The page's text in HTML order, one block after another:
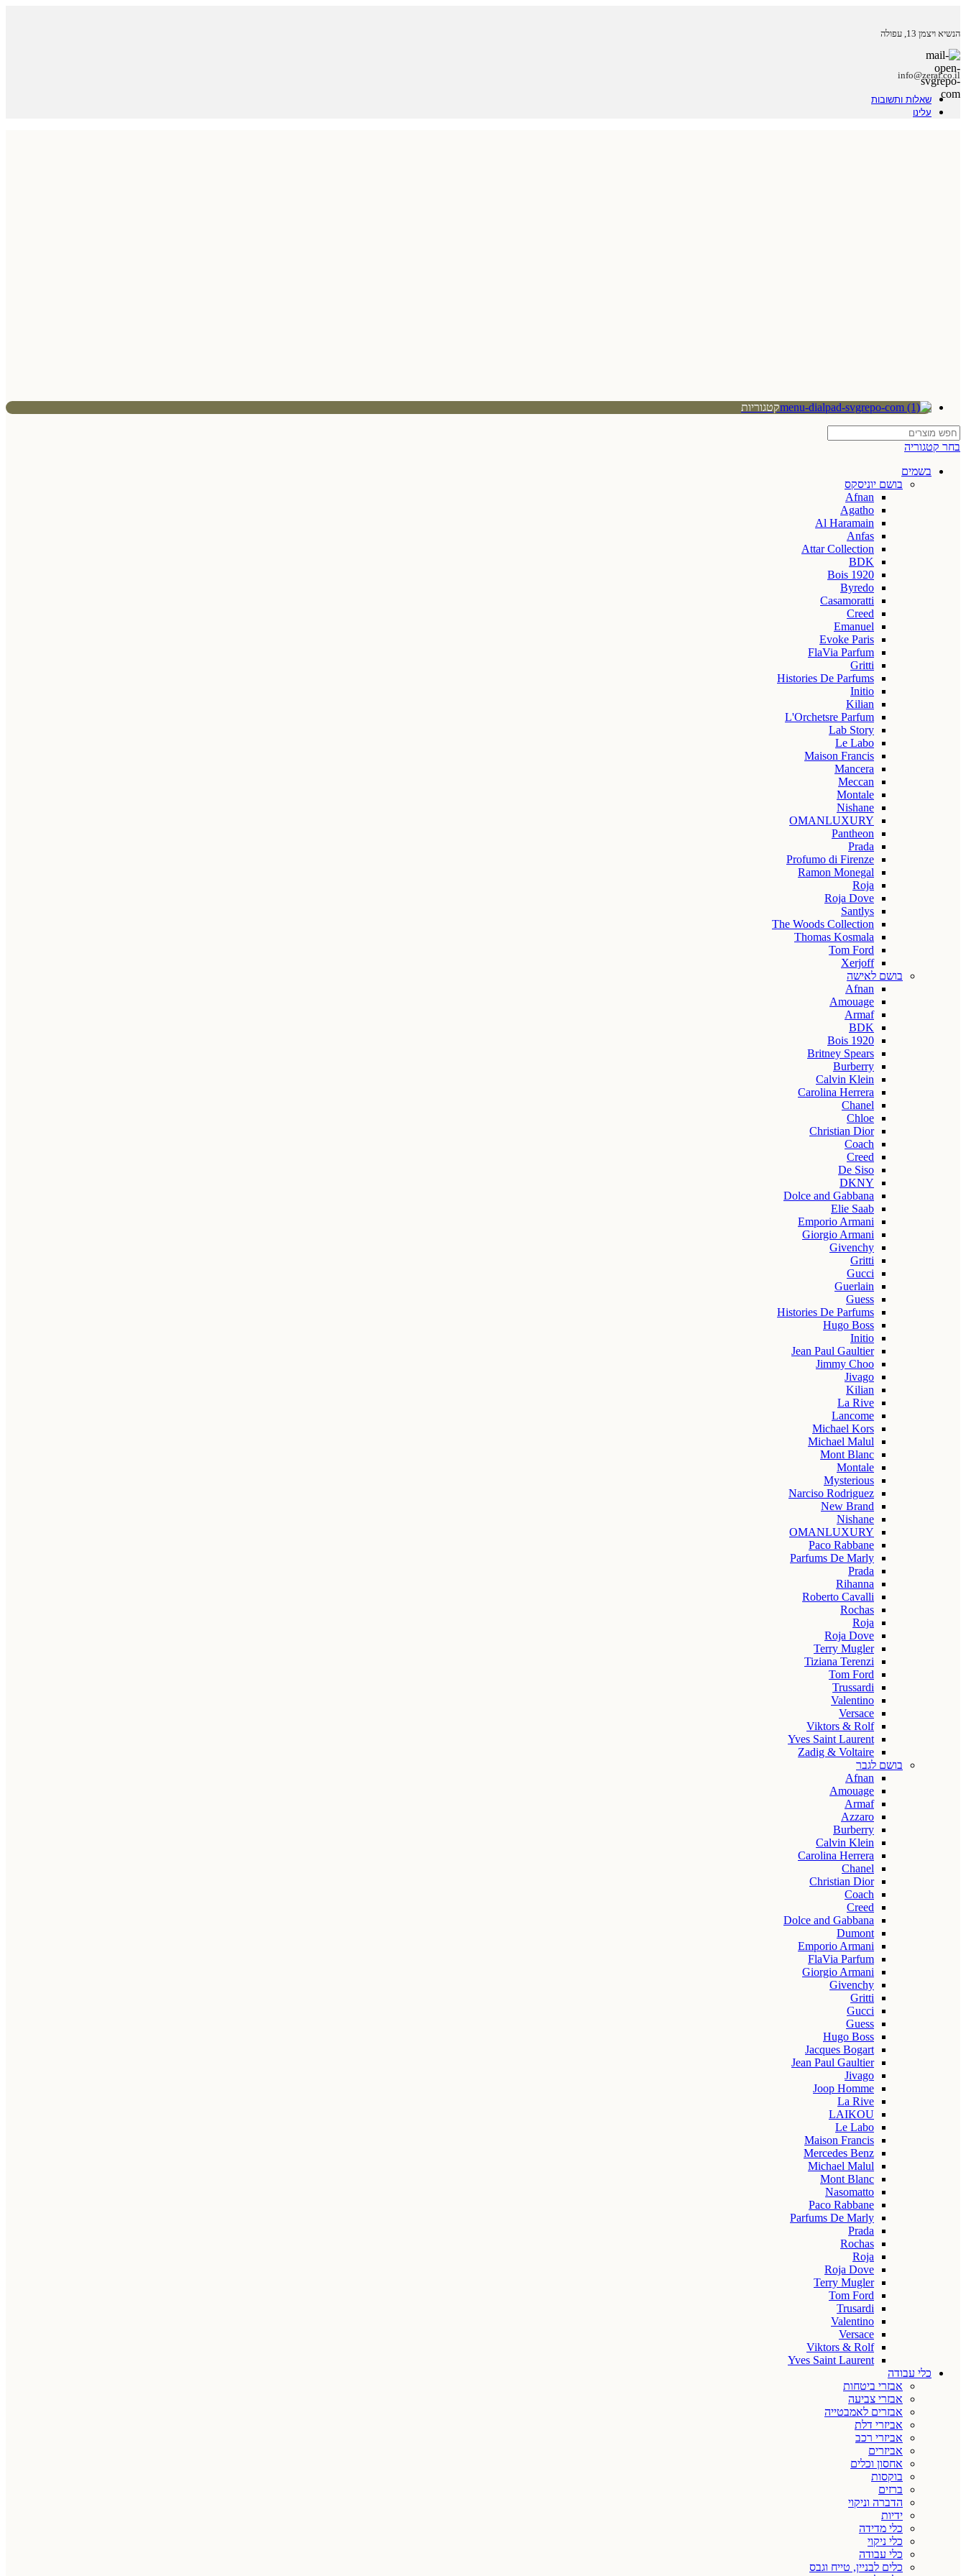
הנשיא ויצמן 13, עפולה
info@zeraf.co.il
שאלות ותשובות
עלינו
קטגוריות
בחר קטגוריה
בשמים
בושם יוניסקס
Afnan
Agatho
Al Haramain
Anfas
Attar Collection
BDK
Bois 1920
Byredo
Casamoratti
Creed
Emanuel
Evoke Paris
FlaVia Parfum
Gritti
Histories De Parfums
Initio
Kilian
L'Orchetsre Parfum
Lab Story
Le Labo
Maison Francis
Mancera
Meccan
Montale
Nishane
OMANLUXURY
Pantheon
Prada
Profumo di Firenze
Ramon Monegal
Roja
Roja Dove
Santlys
The Woods Collection
Thomas Kosmala
Tom Ford
Xerjoff
בושם לאישה
Afnan
Amouage
Armaf
BDK
Bois 1920
Britney Spears
Burberry
Calvin Klein
Carolina Herrera
Chanel
Chloe
Christian Dior
Coach
Creed
De Siso
DKNY
Dolce and Gabbana
Elie Saab
Emporio Armani
Giorgio Armani
Givenchy
Gritti
Gucci
Guerlain
Guess
Histories De Parfums
Hugo Boss
Initio
Jean Paul Gaultier
Jimmy Choo
Jivago
Kilian
La Rive
Lancome
Michael Kors
Michael Malul
Mont Blanc
Montale
Mysterious
Narciso Rodriguez
New Brand
Nishane
OMANLUXURY
Paco Rabbane
Parfums De Marly
Prada
Rihanna
Roberto Cavalli
Rochas
Roja
Roja Dove
Terry Mugler
Tiziana Terenzi
Tom Ford
Trussardi
Valentino
Versace
Viktors & Rolf
Yves Saint Laurent
Zadig & Voltaire
בושם לגבר
Afnan
Amouage
Armaf
Azzaro
Burberry
Calvin Klein
Carolina Herrera
Chanel
Christian Dior
Coach
Creed
Dolce and Gabbana
Dumont
Emporio Armani
FlaVia Parfum
Giorgio Armani
Givenchy
Gritti
Gucci
Guess
Hugo Boss
Jacques Bogart
Jean Paul Gaultier
Jivago
Joop Homme
La Rive
LAIKOU
Le Labo
Maison Francis
Mercedes Benz
Michael Malul
Mont Blanc
Nasomatto
Paco Rabbane
Parfums De Marly
Prada
Rochas
Roja
Roja Dove
Terry Mugler
Tom Ford
Trusardi
Valentino
Versace
Viktors & Rolf
Yves Saint Laurent
כלי עבודה
אבזרי ביטחות
אבזרי צביעה
אבזרים לאמבטייה
אביזרי דלת
אביזרי רכב
אביזרים
אחסון וכלים
בוקסות
ברזים
הדברה וניקוי
ידיות
כלי מדידה
כלי ניקוי
כלי עבודה
כלים לבניין, טייח וגבס